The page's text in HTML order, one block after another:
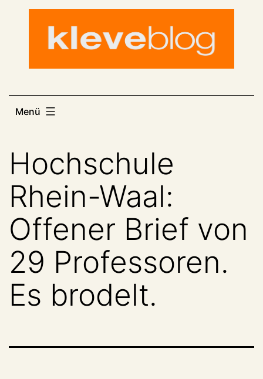
Menü
Hochschule
Rhein-Waal:
Offener Brief von
29 Professoren.
Es brodelt.